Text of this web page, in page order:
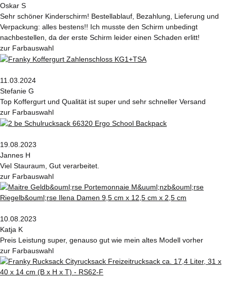
Oskar S
Sehr schöner Kinderschirm! Bestellablauf, Bezahlung, Lieferung und
Verpackung: alles bestens!! Ich musste den Schirm unbedingt
nachbestellen, da der erste Schirm leider einen Schaden erlitt!
zur Farbauswahl
11.03.2024
Stefanie G
Top Koffergurt und Qualität ist super und sehr schneller Versand
zur Farbauswahl
19.08.2023
Jannes H
Viel Stauraum, Gut verarbeitet.
zur Farbauswahl
10.08.2023
Katja K
Preis Leistung super, genauso gut wie mein altes Modell vorher
zur Farbauswahl